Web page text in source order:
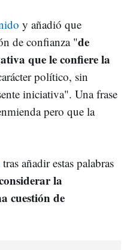
y añadió que
de confianza "de
que le confiere la
político, sin
iniciativa". Una frase
pero que la
tras añadir estas palabras
la
cuestión de